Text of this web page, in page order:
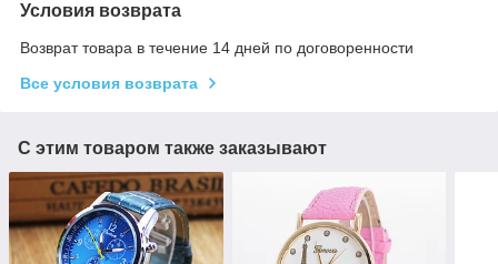
Условия возврата
Возврат товара в течение 14 дней по договоренности
Все условия возврата
С этим товаром также заказывают